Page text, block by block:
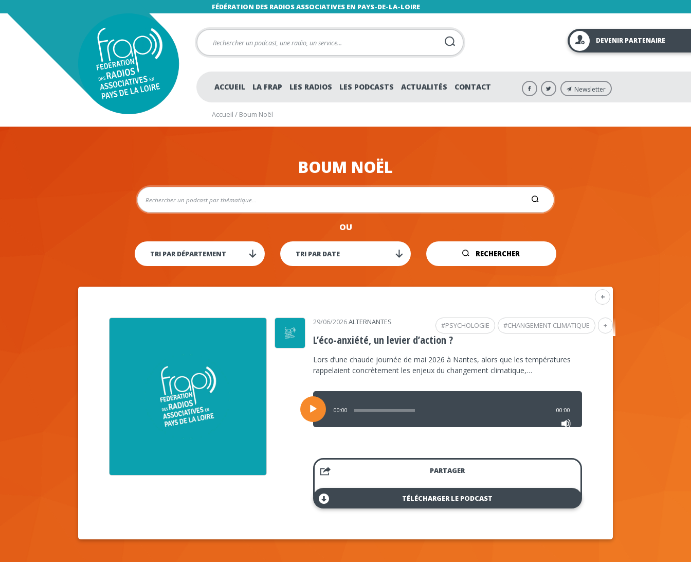
FÉDÉRATION DES RADIOS ASSOCIATIVES EN PAYS-DE-LA-LOIRE
DEVENIR PARTENAIRE
ACCUEIL LA FRAP LES RADIOS LES PODCASTS ACTUALITÉS CONTACT Newsletter
Accueil / Boum Noël
BOUM NOËL
OU
RECHERCHER
+
+
#CHANGEMENT CLIMATIQUE
#PSYCHOLOGIE
29/06/2026ALTERNANTES
L’éco-anxiété, un levier d’action ?
Lors d’une chaude journée de mai 2026 à Nantes, alors que les températures
rappelaient concrètement les enjeux du changement climatique,…
Lecteur
audio
00:00 00:00
PARTAGER
TÉLÉCHARGER LE PODCAST